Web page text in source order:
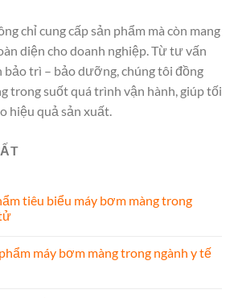
chỉ cung cấp sản phẩm mà còn mang
diện cho doanh nghiệp. Từ tư vấn
bảo trì – bảo dưỡng, chúng tôi đồng
trong suốt quá trình vận hành, giúp tối
hiệu quả sản xuất.
tiêu biểu máy bơm màng trong
máy bơm màng trong ngành y tế